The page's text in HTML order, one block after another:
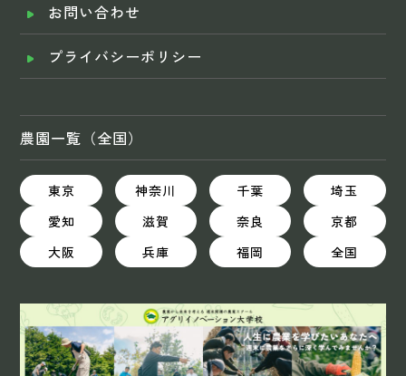
お問い合わせ
プライバシーポリシー
農園一覧（全国）
東京 神奈川 千葉
埼玉
愛知
滋賀 奈良
京都
大阪
兵庫 福岡 全国